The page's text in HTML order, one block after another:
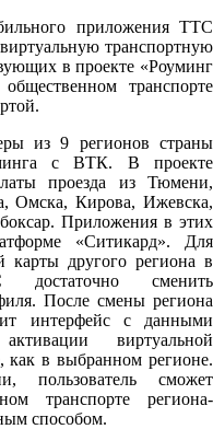
приложения ТТС
транспортную
в проекте «Роуминг
транспорте
из 9 регионов страны
с ВТК. В проекте
проезда из Тюмени,
Омска, Кирова, Ижевска,
Приложения в этих
«Ситикард». Для
карты другого региона в
сменить
После смены региона
интерфейс с данными
виртуальной
как в выбранном регионе.
пользователь сможет
транспорте региона-
способом.